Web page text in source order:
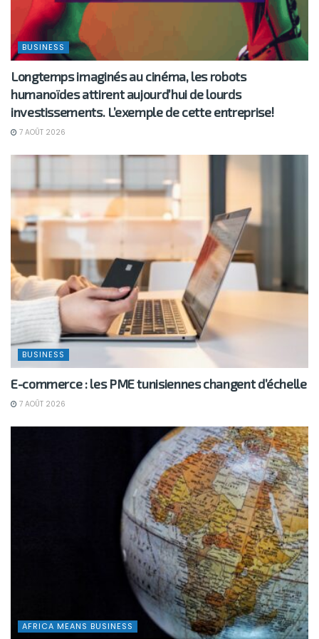
BUSINESS
Longtemps imaginés au cinéma, les robots
humanoïdes attirent aujourd’hui de lourds
investissements. L’exemple de cette entreprise!
7 AOÛT 2026
BUSINESS
E-commerce : les PME tunisiennes changent d’échelle
7 AOÛT 2026
AFRICA MEANS BUSINESS